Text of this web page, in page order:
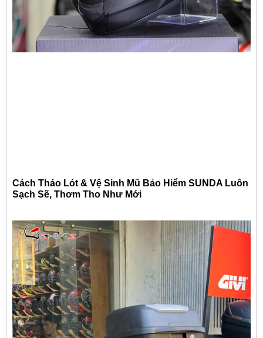
Cách Tháo Lót & Vệ Sinh Mũ Bảo Hiểm SUNDA Luôn
Sạch Sẽ, Thơm Tho Như Mới